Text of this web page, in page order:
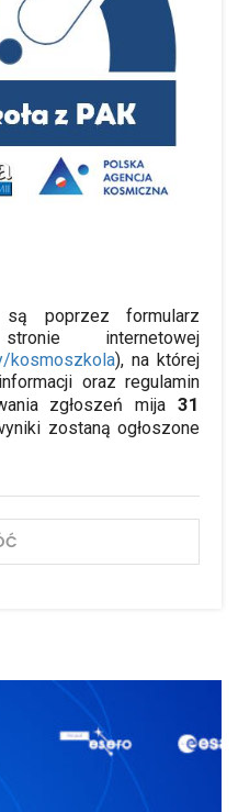
są poprzez formularz
internetowej
kosmoszkola), na której
oraz regulamin
zgłoszeń mija 31
zostaną ogłoszone